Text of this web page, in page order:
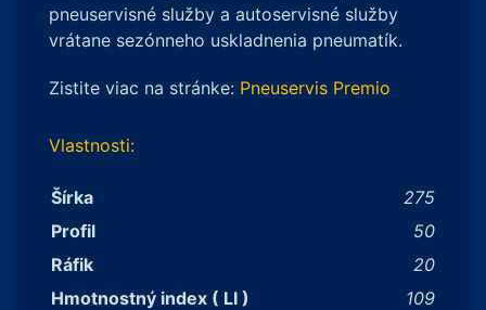
pneuservisné služby a autoservisné služby
vrátane sezónneho uskladnenia pneumatík.
Zistite viac na stránke: Pneuservis Premio
Vlastnosti:
Šírka
275
Profil
50
Ráfik
20
Hmotnostný index ( LI )
109